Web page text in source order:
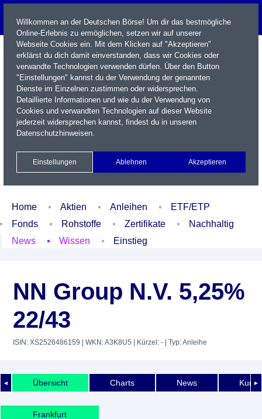
Name / WKN / ISIN / Kürzel
Xetra Realtime
Watchlist Portfolio Login
Home Aktien Anleihen
ETF/ETP
Fonds
Rohstoffe Zertifikate
Nachhaltig
News
Wissen Einstieg
NN Group N.V. 5,25%
22/43
ISIN: XS2526486159 | WKN: A3K8U5 | Kürzel: - | Typ: Anleihe
◄ ►
Übersicht Charts News
Frankfurt
Willkommen an der Deutschen Börse! Um dir das bestmögliche
Online-Erlebnis zu ermöglichen, setzen wir auf unserer
Webseite Cookies ein. Mit dem Klicken auf "Akzeptieren"
erklärst du dich damit einverstanden, dass wir Cookies oder
verwandte Technologien verwenden dürfen. Über den Button
"Einstellungen" kannst du der Verwendung der genannten
Dienste im Einzelnen zustimmen oder widersprechen.
Detaillierte Informationen und wie du der Verwendung von
Cookies und verwandten Technologien auf dieser Website
jederzeit widersprechen kannst, findest du in unseren
Datenschutzhinweisen.
Einstellungen Ablehnen Akzeptieren